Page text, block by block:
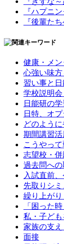
『ハプニ
『後輩た
健康・メ
心強い味
習い事と
学校説明
日能研の
日特、オ
どのよう
期間講習活
こうやっ
志望校・
過去問へ
入試直前
先取りシ
繰り上が
「困った
私・子ど
家族の支
面接